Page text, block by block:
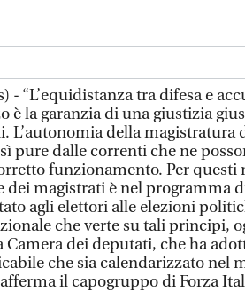
- “L’equidistanza tra difesa e
è la garanzia di una giustizia
L’autonomia della magistratura
pure dalle correnti che ne
funzionamento. Per questi
dei magistrati è nel programma
agli elettori alle elezioni
che verte su tali principi,
dei deputati, che ha
che sia calendarizzato nel
il capogruppo di Forza